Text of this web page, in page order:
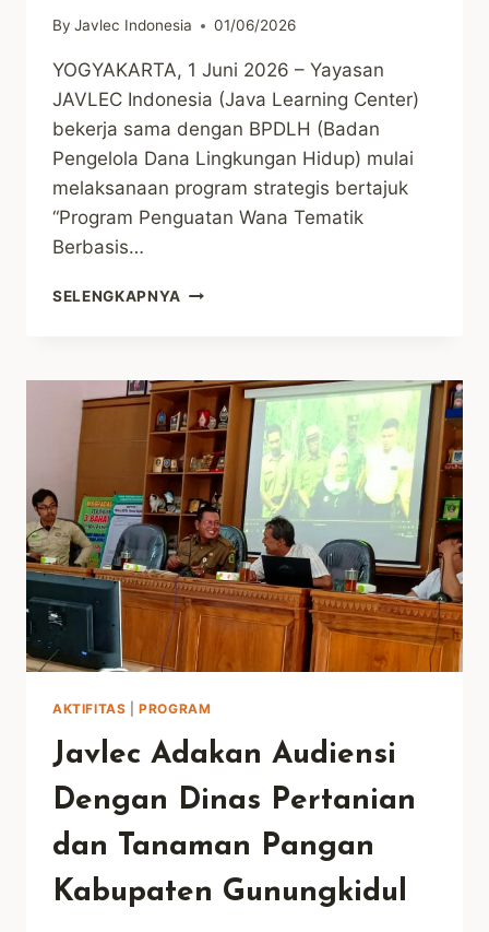
By Javlec Indonesia 01/06/2026
YOGYAKARTA, 1 Juni 2026 – Yayasan
JAVLEC Indonesia (Java Learning Center)
bekerja sama dengan BPDLH (Badan
Pengelola Dana Lingkungan Hidup) mulai
melaksanaan program strategis bertajuk
“Program Penguatan Wana Tematik
Berbasis…
SELENGKAPNYA AKSELERASI
KEISTIMEWAAN
DIY:
JAVLEC
LUNCURKAN
INISIATIF
BLENDED
FINANCE
MODEL
UNTUK
KEMANDIRIAN
PERHUTANAN
SOSIAL
AKTIFITAS |PROGRAM
Javlec Adakan Audiensi
Dengan Dinas Pertanian
dan Tanaman Pangan
Kabupaten Gunungkidul